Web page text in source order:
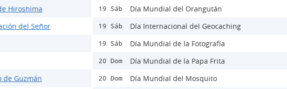
Hiroshima
del Señor
de Guzmán
19 Sáb Día Mundial del Orangután
19 Sáb Día Internacional del Geocaching
19 Sáb Día Mundial de la Fotografía
20 Dom Día Mundial de la Papa Frita
20 Dom Día Mundial del Mosquito